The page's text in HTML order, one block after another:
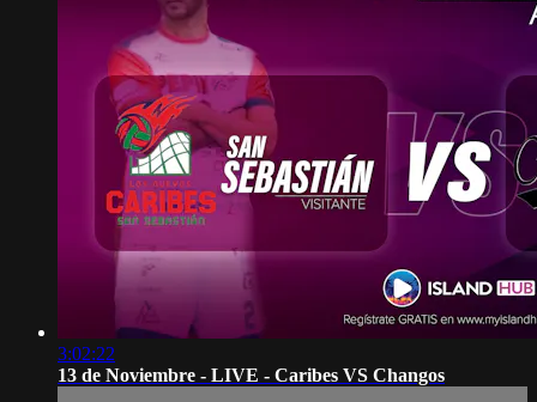
3:02:22
13 de Noviembre - LIVE - Caribes VS Changos